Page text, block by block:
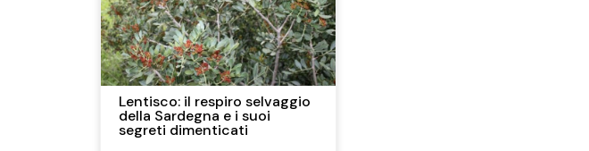
Lentisco: il respiro selvaggio
della Sardegna e i suoi
segreti dimenticati